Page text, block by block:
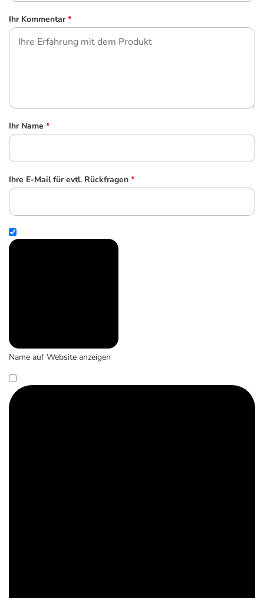
Ihr Kommentar *
Ihr Name *
Ihre E-Mail für evtl. Rückfragen *
Name auf Website anzeigen